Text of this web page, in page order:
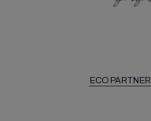
ECO PARTNER